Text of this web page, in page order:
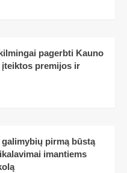
pagerbti Kauno
premijos ir
pirmą būstą
imantiems